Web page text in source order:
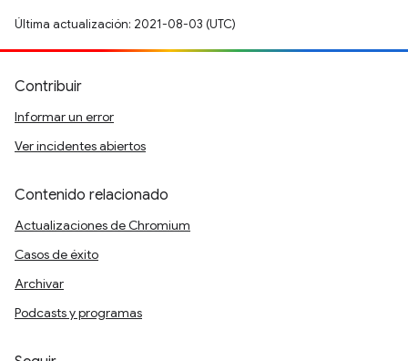
Última actualización: 2021-08-03 (UTC)
Contribuir
Informar un error
Ver incidentes abiertos
Contenido relacionado
Actualizaciones de Chromium
Casos de éxito
Archivar
Podcasts y programas